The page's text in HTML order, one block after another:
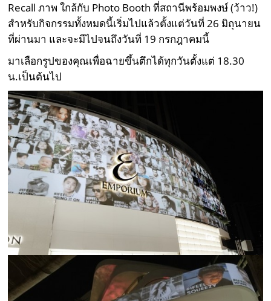
Recall ภาพ ใกล้กับ Photo Booth ที่สถานีพร้อมพงษ์ (ว้าว!)
สำหรับกิจกรรมทั้งหมดนี้เริ่มไปแล้วตั้งแต่วันที่ 26 มิถุนายน
ที่ผ่านมา และจะมีไปจนถึงวันที่ 19 กรกฎาคมนี้
มาเลือกรูปของคุณเพื่อฉายขึ้นตึกได้ทุกวันตั้งแต่ 18.30
น.เป็นต้นไป